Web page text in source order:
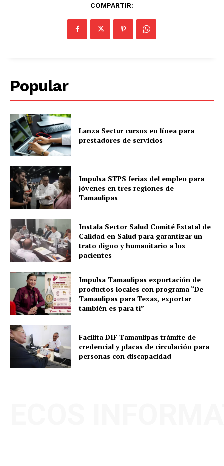
COMPARTIR:
Popular
Lanza Sectur cursos en línea para
prestadores de servicios
Impulsa STPS ferias del empleo para
jóvenes en tres regiones de
Tamaulipas
Instala Sector Salud Comité Estatal de
Calidad en Salud para garantizar un
trato digno y humanitario a los
pacientes
Impulsa Tamaulipas exportación de
productos locales con programa “De
Tamaulipas para Texas, exportar
también es para ti”
Facilita DIF Tamaulipas trámite de
credencial y placas de circulación para
personas con discapacidad